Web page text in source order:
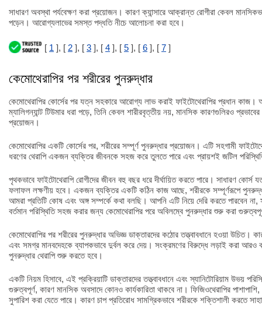
সাধারণ অবস্থা পর্যবেক্ষণ করা প্রয়োজন। কারণ ক্যান্সারে আক্রান্ত রোগীরা কেবল
পড়েন। আরোগ্যলাভের সমস্ত পদ্ধতি নীচে আলোচনা করা হবে।
[ 1 ], [ 2 ], [ 3 ], [ 4 ], [ 5 ], [ 6 ], [ 7 ]
কেমোথেরাপির পর শরীরের পুনরুদ্ধার
কেমোথেরাপির কোর্সের পর যত্ন সহকারে আরোগ্য লাভ করাই ফাইটোথেরাপির প্রধান
ম্যালিগন্যান্ট টিউমার ধরা পড়ে, তিনি কেবল শারীরবৃত্তীয় নয়, মানসিক কারণগুলিরও
প্রয়োজন।
কেমোথেরাপির একটি কোর্সের পর, শরীরের সম্পূর্ণ পুনরুদ্ধার প্রয়োজন। এটি সহগামী
ধরণের থেরাপি একজন ব্যক্তির জীবনকে সহজ করে তুলতে পারে এবং প্রায়শই জটিল
পৃথকভাবে ফাইটোথেরাপি রোগীদের জীবন বহু বছর ধরে দীর্ঘায়িত করতে পারে। সাধারণ
ফলাফল লক্ষণীয় হবে। একজন ব্যক্তির একটি কঠিন কাজ আছে, শরীরকে সম্পূর্ণরূপে
আমরা প্রতিটি কোষ এবং অঙ্গ সম্পর্কে কথা বলছি। আপনি এটি নিয়ে দেরি করতে পারবেন
বর্তমান পরিস্থিতি সহজ করার জন্য কেমোথেরাপির পরে অবিলম্বে পুনরুদ্ধার শুরু করা
কেমোথেরাপির পর শরীরের পুনরুদ্ধার অভিজ্ঞ ডাক্তারদের কঠোর তত্ত্বাবধানে হওয়া উচিত।
এবং সমগ্র মানবদেহকে ব্যাপকভাবে দুর্বল করে দেয়। সংক্রমণের বিরুদ্ধে লড়াই করা
পুনরুদ্ধার থেরাপি শুরু করতে হবে।
একটি নিয়ম হিসাবে, এই প্রক্রিয়াটি ডাক্তারদের তত্ত্বাবধানে এবং স্যানিটোরিয়াম উভয়
গুরুত্বপূর্ণ, কারণ মানসিক অবসাদে কোনও কার্যকারিতা থাকবে না। ফিজিওথেরাপির
সুপারিশ করা যেতে পারে। কারণ চাপ প্রতিরোধ সামগ্রিকভাবে শরীরকে শক্তিশালী করতে